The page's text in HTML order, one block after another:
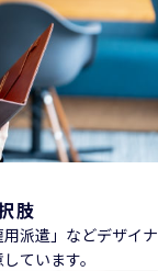
肢
派遣」などデザイナ
ています。